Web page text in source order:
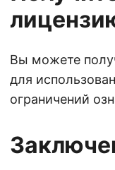
Вы можете
для
ограничений